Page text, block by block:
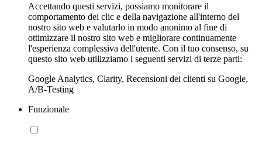
Accettando questi servizi, possiamo monitorare il
comportamento dei clic e della navigazione all'interno del
nostro sito web e valutarlo in modo anonimo al fine di
ottimizzare il nostro sito web e migliorare continuamente
l'esperienza complessiva dell'utente. Con il tuo consenso, su
questo sito web utilizziamo i seguenti servizi di terze parti:
Google Analytics, Clarity, Recensioni dei clienti su Google,
A/B-Testing
Funzionale